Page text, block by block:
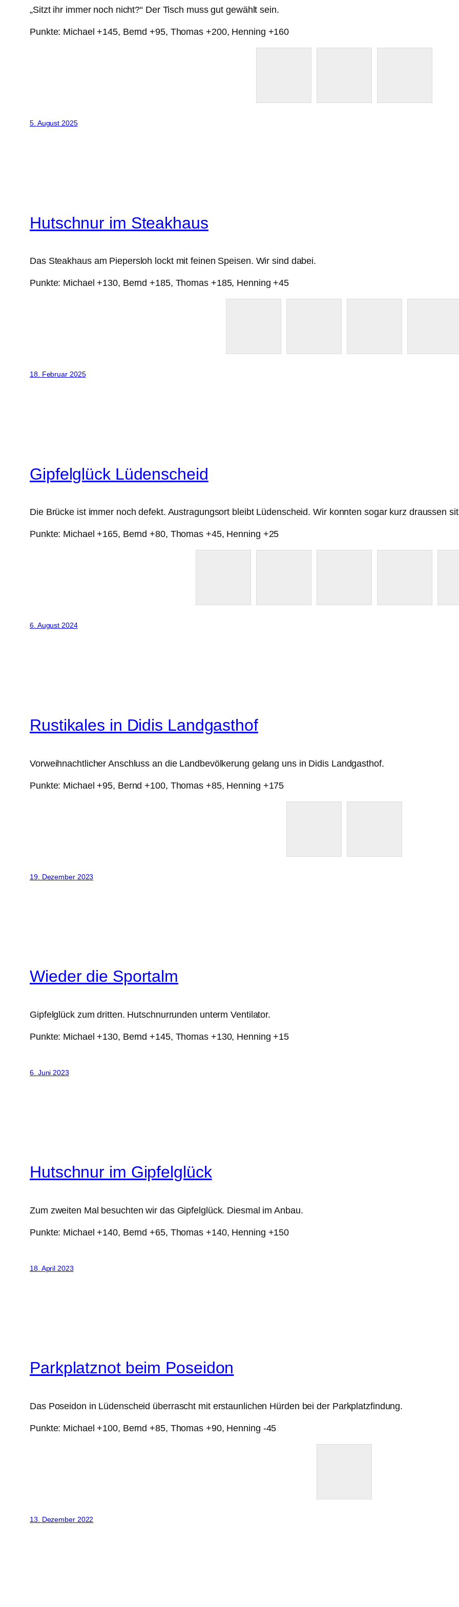
„Sitzt ihr immer noch nicht?“ Der Tisch muss gut gewählt sein.
Punkte: Michael +145, Bernd +95, Thomas +200, Henning +160
5. August 2025
Hutschnur im Steakhaus
Das Steakhaus am Piepersloh lockt mit feinen Speisen. Wir sind dabei.
Punkte: Michael +130, Bernd +185, Thomas +185, Henning +45
18. Februar 2025
Gipfelglück Lüdenscheid
Die Brücke ist immer noch defekt. Austragungsort bleibt Lüdenscheid. Wir konnten sogar kurz draussen
Punkte: Michael +165, Bernd +80, Thomas +45, Henning +25
6. August 2024
Rustikales in Didis Landgasthof
Vorweihnachtlicher Anschluss an die Landbevölkerung gelang uns in Didis Landgasthof.
Punkte: Michael +95, Bernd +100, Thomas +85, Henning +175
19. Dezember 2023
Wieder die Sportalm
Gipfelglück zum dritten. Hutschnurrunden unterm Ventilator.
Punkte: Michael +130, Bernd +145, Thomas +130, Henning +15
6. Juni 2023
Hutschnur im Gipfelglück
Zum zweiten Mal besuchten wir das Gipfelglück. Diesmal im Anbau.
Punkte: Michael +140, Bernd +65, Thomas +140, Henning +150
18. April 2023
Parkplatznot beim Poseidon
Das Poseidon in Lüdenscheid überrascht mit erstaunlichen Hürden bei der Parkplatzfindung.
Punkte: Michael +100, Bernd +85, Thomas +90, Henning -45
13. Dezember 2022